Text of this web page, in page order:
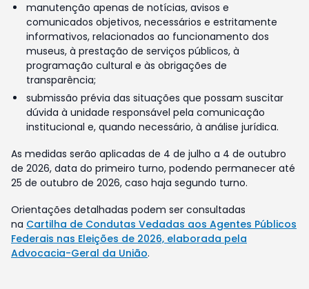
manutenção apenas de notícias, avisos e
comunicados objetivos, necessários e estritamente
informativos, relacionados ao funcionamento dos
museus, à prestação de serviços públicos, à
programação cultural e às obrigações de
transparência;
submissão prévia das situações que possam suscitar
dúvida à unidade responsável pela comunicação
institucional e, quando necessário, à análise jurídica.
As medidas serão aplicadas de 4 de julho a 4 de outubro
de 2026, data do primeiro turno, podendo permanecer até
25 de outubro de 2026, caso haja segundo turno.
Orientações detalhadas podem ser consultadas
na Cartilha de Condutas Vedadas aos Agentes Públicos
Federais nas Eleições de 2026, elaborada pela
Advocacia-Geral da União.